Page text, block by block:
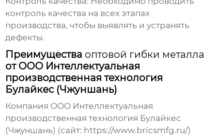
контроль качества на всех этапах
производства, чтобы выявлять и устранять
дефекты.
Преимущества оптовой гибки металла
от ООО Интеллектуальная
производственная технология
Булайкес (Чжуншань)
Компания ООО Интеллектуальная
производственная технология Булайкес
(Чжуншань) (сайт: https://www.bricsmfg.ru/)